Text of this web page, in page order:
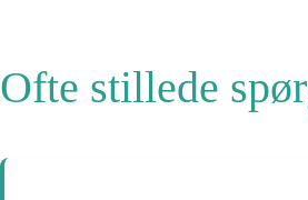
Ofte stillede